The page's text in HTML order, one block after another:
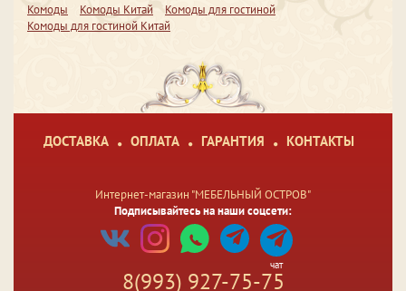
Комоды Комоды Китай
Комоды для гостиной
Комоды для гостиной Китай
ДОСТАВКА ОПЛАТА ГАРАНТИЯ КОНТАКТЫ
Интернет-магазин "МЕБЕЛЬНЫЙ ОСТРОВ"
Подписывайтесь на наши соцсети:
чат
8(993) 927-75-75